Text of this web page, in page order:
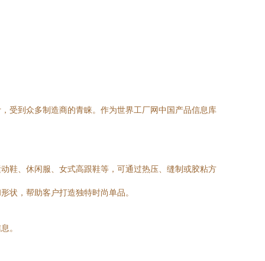
受到众多制造商的青睐。作为世界工厂网中国产品信息库
鞋、休闲服、女式高跟鞋等，可通过热压、缝制或胶粘方
状，帮助客户打造独特时尚单品。
。